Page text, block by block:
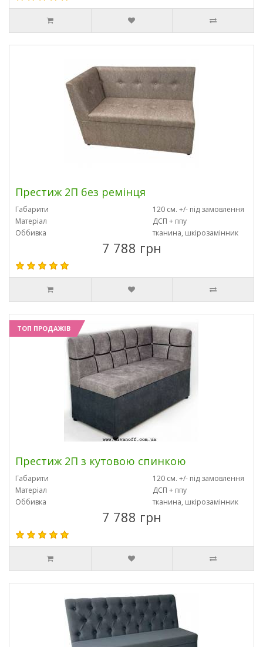
Престиж 2П без ремінця
Габарити
120 см. +/- під замовлення
Матеріал
ДСП + ппу
Оббивка
тканина, шкірозамінник
7 788 грн
ТОП ПРОДАЖІВ
Престиж 2П з кутовою спинкою
Габарити
120 см. +/- під замовлення
Матеріал
ДСП + ппу
Оббивка
тканина, шкірозамінник
7 788 грн